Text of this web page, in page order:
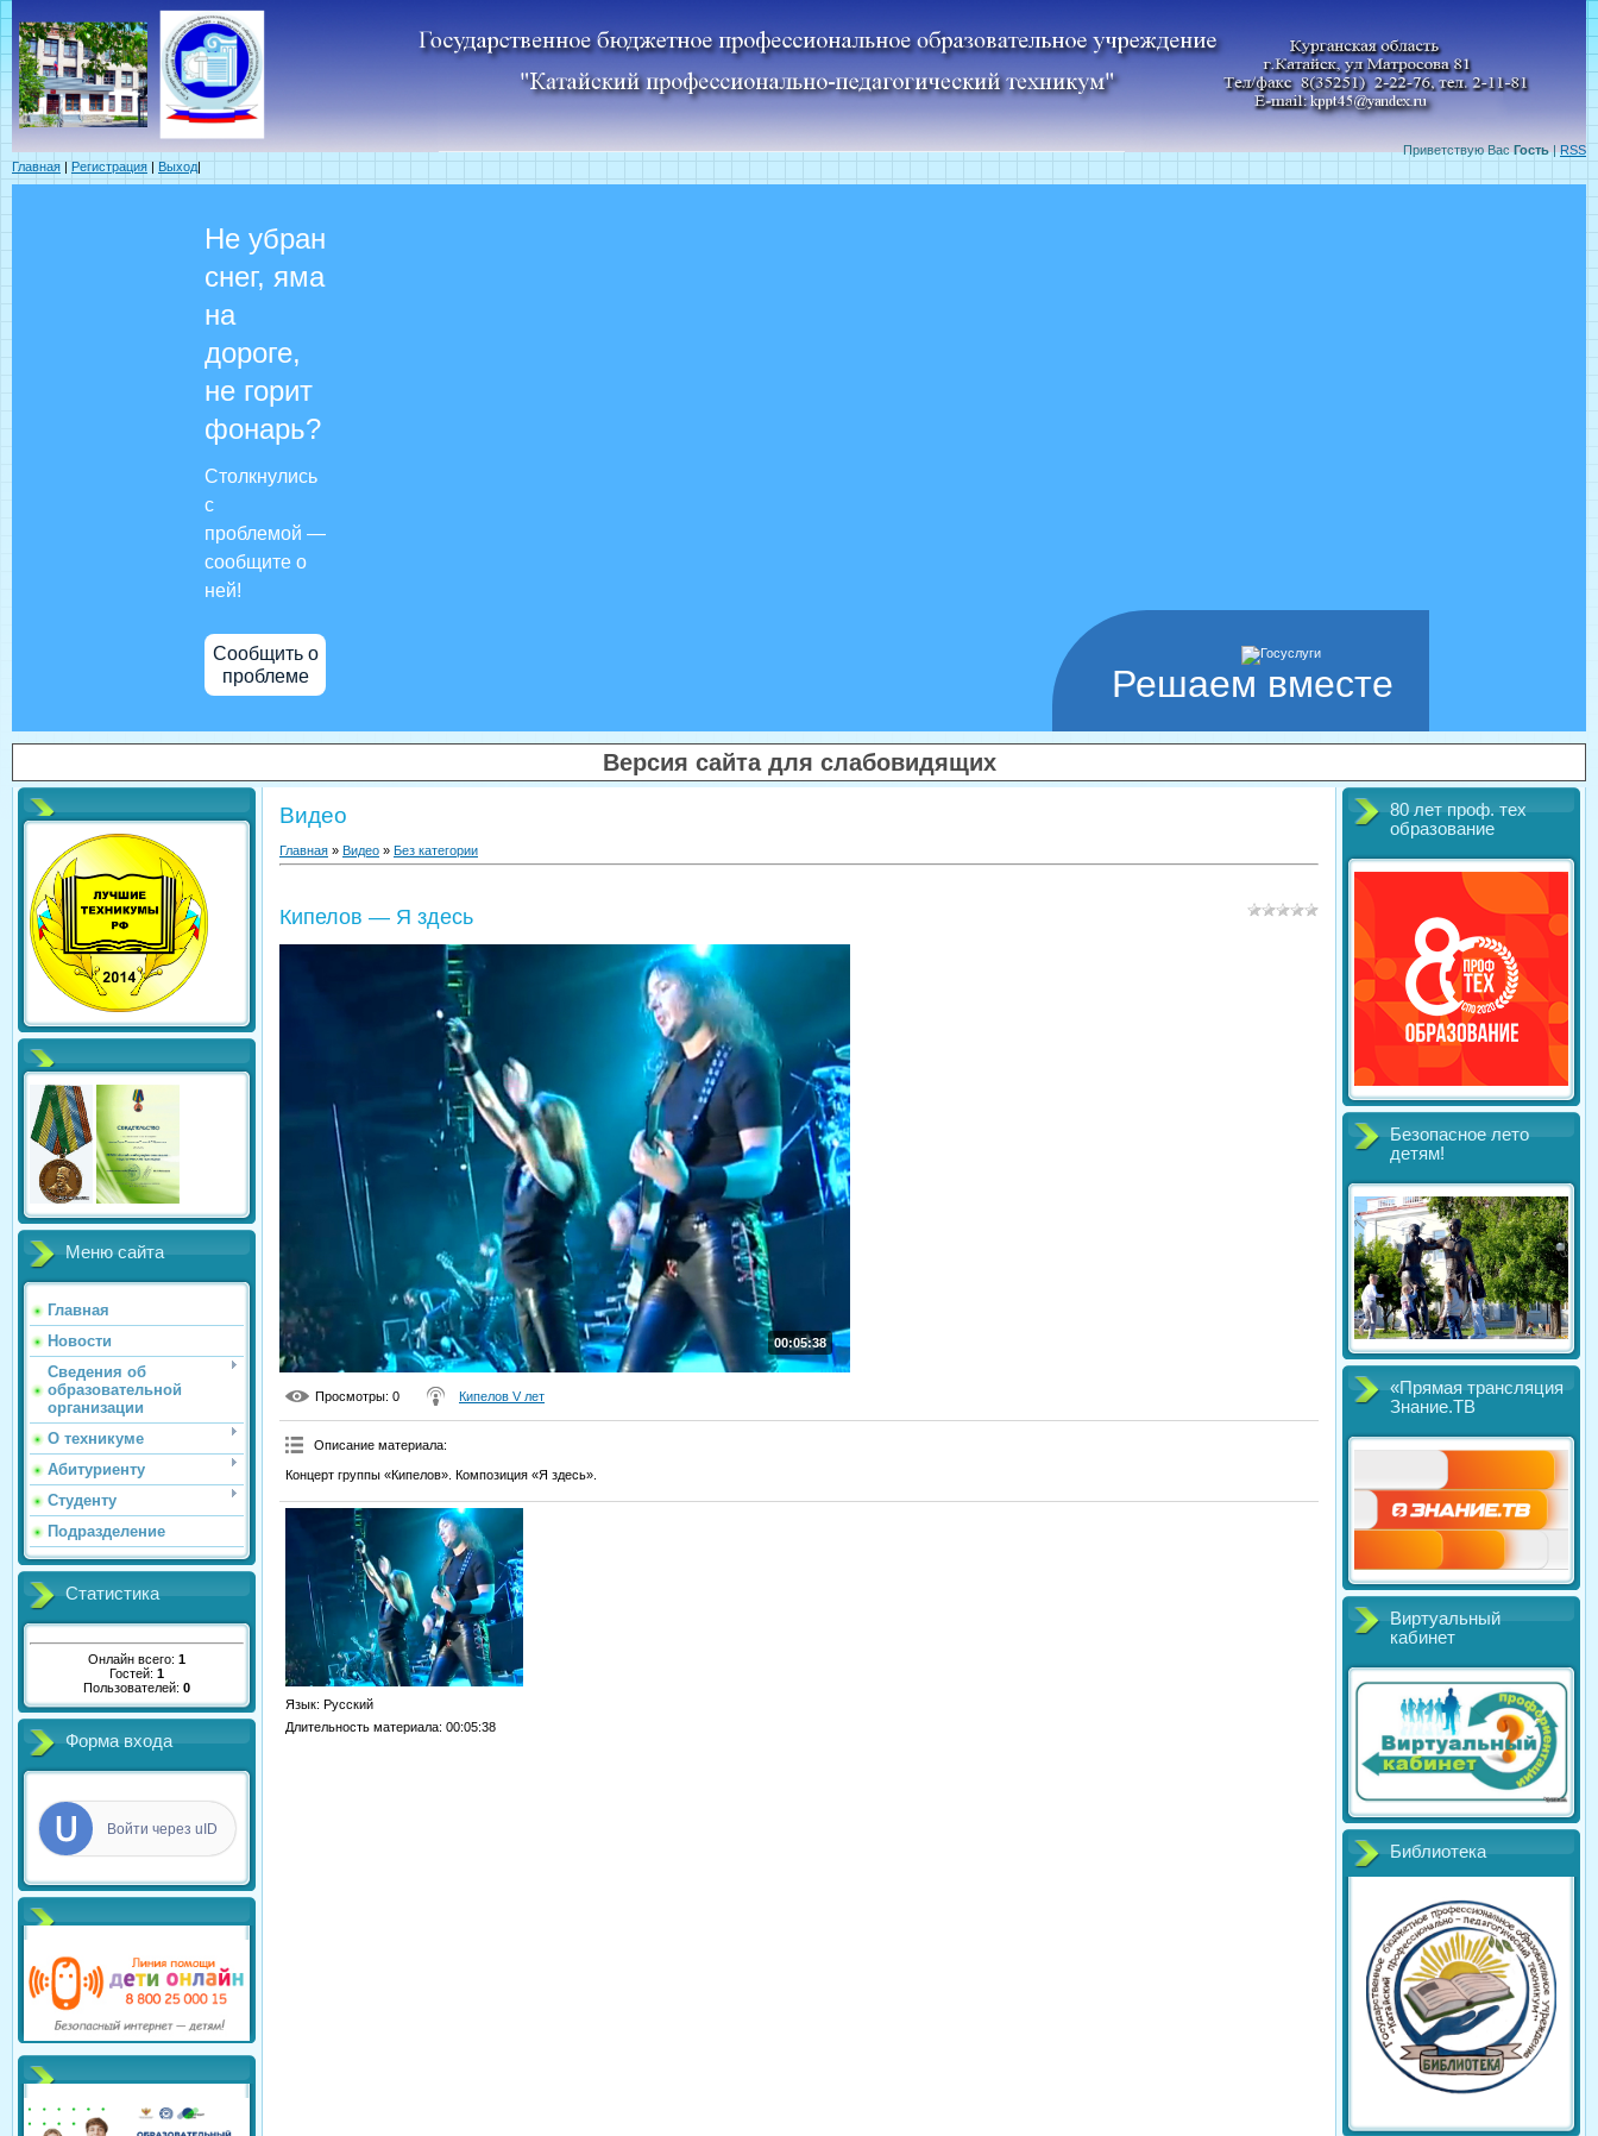
Приветствую Вас Гость|RSS
Главная | Регистрация | Выход|
Решаем вместе
Не убран
снег, яма
на
дороге,
не горит
фонарь?
Столкнулись
с
проблемой —
сообщите о
ней!
Сообщить о
проблеме
Версия сайта для слабовидящих
Меню сайта
Главная
Новости
Сведения об
образовательной
организации
О техникуме
Абитуриенту
Студенту
Подразделение
Статистика
Онлайн всего: 1
Гостей: 1
Пользователей: 0
Форма входа
Войти через uID
Видео
Главная » Видео » Без категории
Кипелов — Я здесь
00:05:38
Просмотры: 0 Кипелов V лет
Описание материала:
Концерт группы «Кипелов». Композиция «Я здесь».
Язык: Русский
Длительность материала: 00:05:38
80 лет проф. тех
образование
Безопасное лето
детям!
«Прямая трансляция
Знание.ТВ
Виртуальный
кабинет
Библиотека